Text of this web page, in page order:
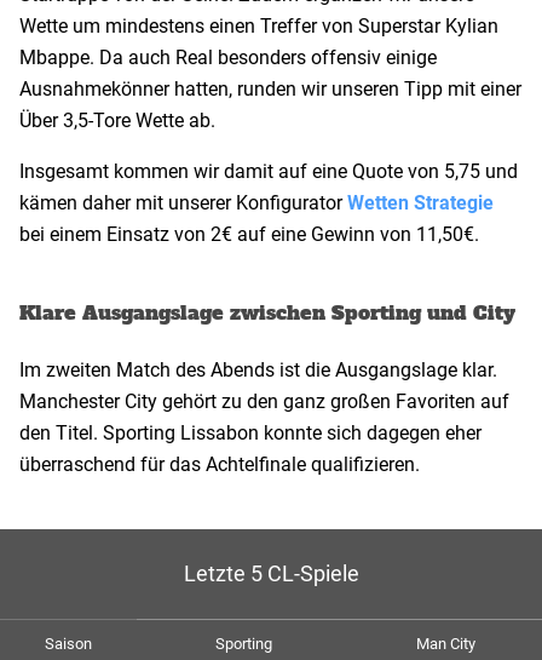
Wette um mindestens einen Treffer von Superstar Kylian
Mbappe. Da auch Real besonders offensiv einige
Ausnahmekönner hatten, runden wir unseren Tipp mit einer
Über 3,5-Tore Wette ab.
Insgesamt kommen wir damit auf eine Quote von 5,75 und
kämen daher mit unserer KonfiguratorWetten Strategie
bei einem Einsatz von 2€ auf eine Gewinn von 11,50€.
Klare Ausgangslage zwischen Sporting und City
Im zweiten Match des Abends ist die Ausgangslage klar.
Manchester City gehört zu den ganz großen Favoriten auf
den Titel. Sporting Lissabon konnte sich dagegen eher
überraschend für das Achtelfinale qualifizieren.
Letzte 5 CL-Spiele
Saison Sporting Man City